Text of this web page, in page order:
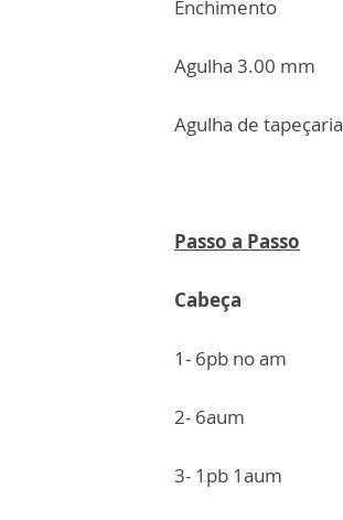
Enchimento
Agulha 3.00 mm
Agulha de tapeçaria
Passo a Passo
Cabeça
1- 6pb no am
2- 6aum
3- 1pb 1aum